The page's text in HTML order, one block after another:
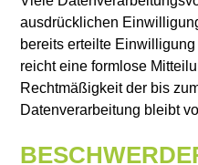
ausdrücklichen
bereits erteilte
reicht eine formlose
Rechtmäßigkeit der bis
Datenverarbeitung bleibt